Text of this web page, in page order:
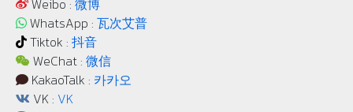
Weibo : 微博
WhatsApp : 瓦次艾普
Tiktok : 抖音
WeChat : 微信
KakaoTalk : 카카오
VK : VK